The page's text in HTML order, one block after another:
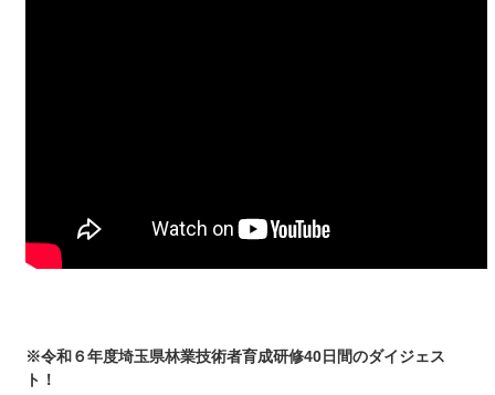
※令和６年度埼玉県林業技術者育成研修40日間のダイジェス
ト！